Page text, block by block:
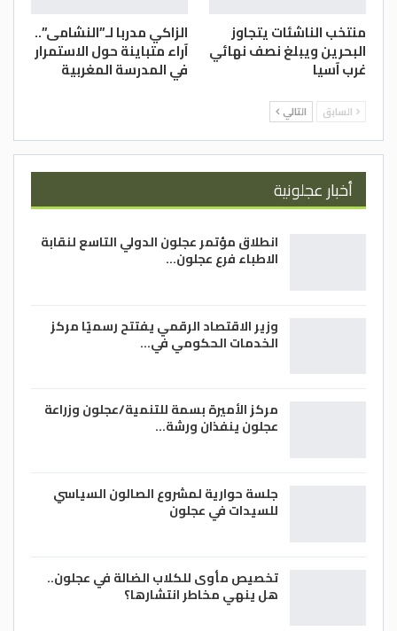
منتخب الناشئات يتجاوز
البحرين ويبلغ نصف نهائي
غرب آسيا
الزاكي مدربا لـ”النشامى”..
آراء متباينة حول الاستمرار
في المدرسة المغربية
السابق التالي
أخبار عجلونية
انطلاق مؤتمر عجلون الدولي التاسع لنقابة
الاطباء فرع عجلون…
وزير الاقتصاد الرقمي يفتتح رسميًا مركز
الخدمات الحكومي في…
مركز الأميرة بسمة للتنمية/عجلون وزراعة
عجلون ينفذان ورشة…
جلسة حوارية لمشروع الصالون السياسي
للسيدات في عجلون
تخصيص مأوى للكلاب الضالة في عجلون..
هل ينهي مخاطر انتشارها؟